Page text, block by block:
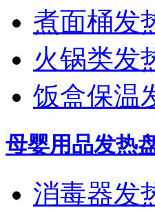
煮面桶发
火锅类发
饭盒保温
母婴用品发热
消毒器发